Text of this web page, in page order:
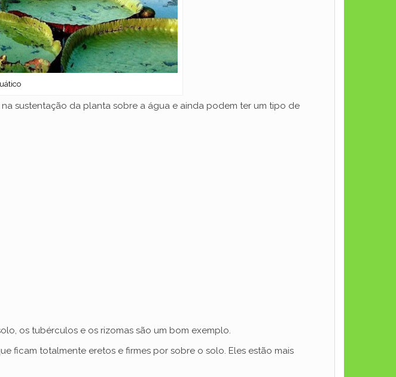
sustentação da planta sobre a água e ainda podem ter um tipo de
os tubérculos e os rizomas são um bom exemplo.
ficam totalmente eretos e firmes por sobre o solo. Eles estão mais